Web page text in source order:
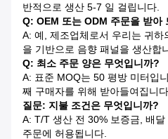
반적으로 생산 5-7 일 걸립니다.
Q: OEM 또는 ODM 주문을 받아
A: 예, 제조업체로서 우리는 귀하
을 기반으로 음향 패널을 생산합
Q: 최소 주문 양은 무엇입니까?
A: 표준 MOQ는 50 평방 미터입
째 구매자를 위해 받아들여집니
질문: 지불 조건은 무엇입니까?
A: T/T 생산 전 30% 보증금, 배
주문에 허용됩니다.